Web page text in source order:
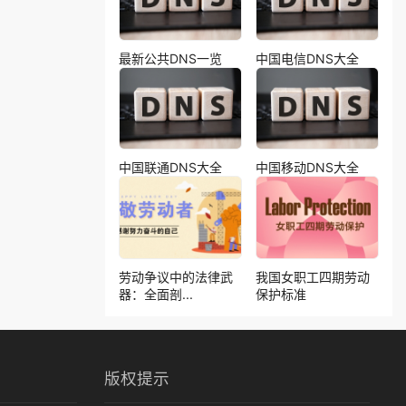
最新公共DNS一览 中国电信DNS大全
中国联通DNS大全 中国移动DNS大全
劳动争议中的法律武
器：全面剖...
我国女职工四期劳动
保护标准
版权提示